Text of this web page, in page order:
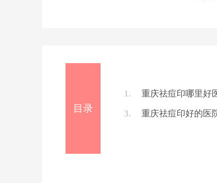
目录
1. 重庆祛痘印哪里好
3. 重庆祛痘印好的医